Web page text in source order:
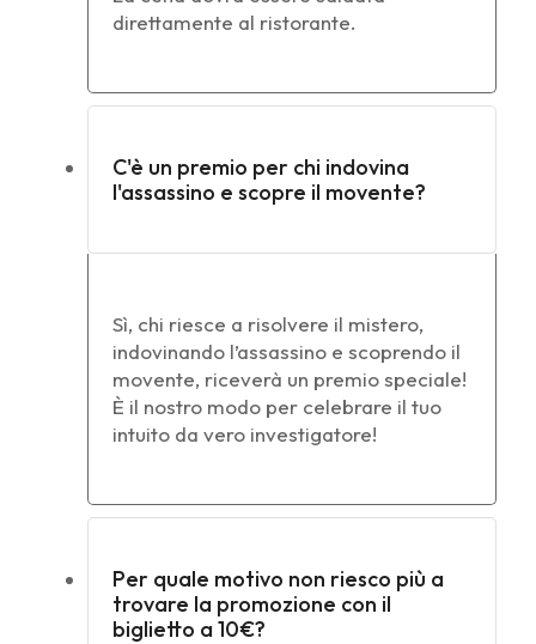
direttamente al ristorante.
C'è un premio per chi indovina
l'assassino e scopre il movente?
Sì, chi riesce a risolvere il mistero,
indovinando l’assassino e scoprendo il
movente, riceverà un premio speciale!
È il nostro modo per celebrare il tuo
intuito da vero investigatore!
Per quale motivo non riesco più a
trovare la promozione con il
biglietto a 10€?